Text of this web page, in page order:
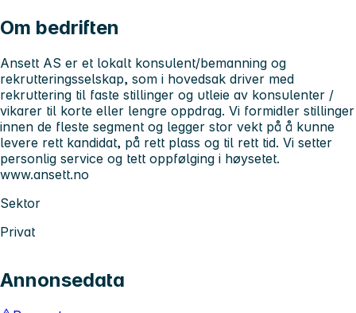
Om bedriften
Ansett AS er et lokalt konsulent/bemanning og
rekrutteringsselskap, som i hovedsak driver med
rekruttering til faste stillinger og utleie av konsulenter /
vikarer til korte eller lengre oppdrag. Vi formidler stillinger
innen de fleste segment og legger stor vekt på å kunne
levere rett kandidat, på rett plass og til rett tid. Vi setter
personlig service og tett oppfølging i høysetet.
www.ansett.no
Sektor
Privat
Annonsedata